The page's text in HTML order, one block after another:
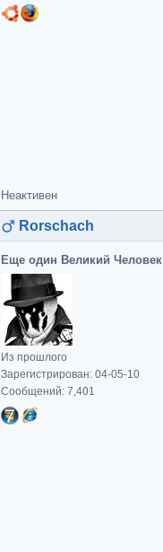
Неактивен
Rorschach
Еще один Великий Человек
Из прошлого
Зарегистрирован: 04-05-10
Сообщений: 7,401